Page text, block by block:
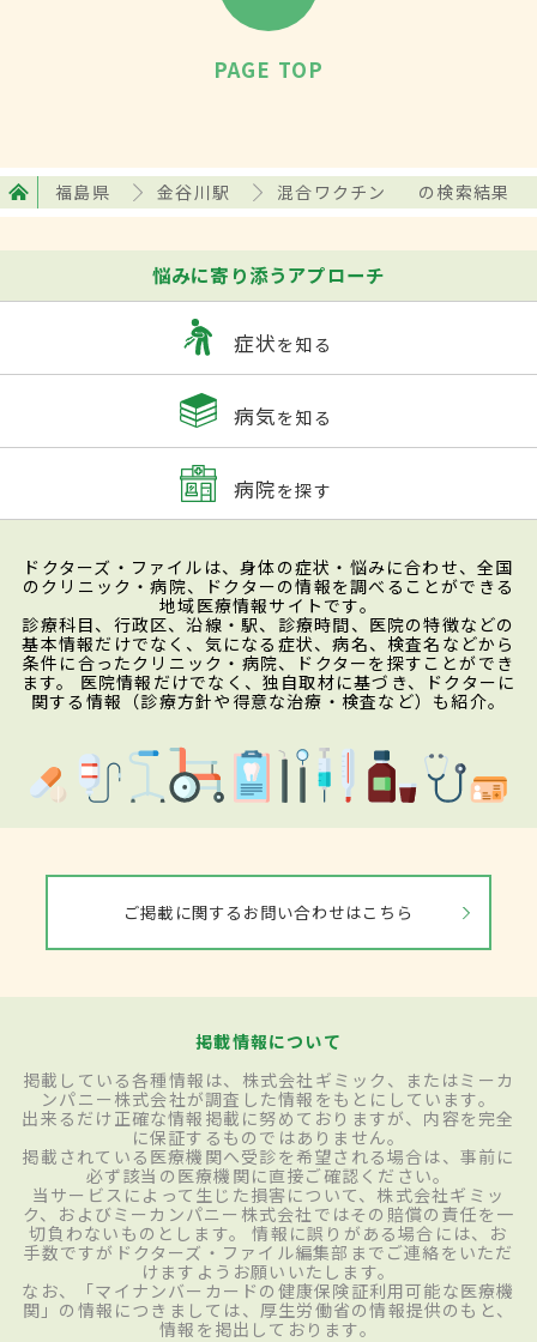
PAGE TOP
福島県 金谷川駅 混合ワクチン の検索結果
悩みに寄り添うアプローチ
症状を知る
病気を知る
病院を探す
ドクターズ・ファイルは、身体の症状・悩みに合わせ、全国
のクリニック・病院、ドクターの情報を調べることができる
地域医療情報サイトです。
診療科目、行政区、沿線・駅、診療時間、医院の特徴などの
基本情報だけでなく、気になる症状、病名、検査名などから
条件に合ったクリニック・病院、ドクターを探すことができ
ます。 医院情報だけでなく、独自取材に基づき、ドクターに
関する情報（診療方針や得意な治療・検査など）も紹介。
ご掲載に関するお問い合わせはこちら
掲載情報について
掲載している各種情報は、株式会社ギミック、またはミーカ
ンパニー株式会社が調査した情報をもとにしています。
出来るだけ正確な情報掲載に努めておりますが、内容を完全
に保証するものではありません。
掲載されている医療機関へ受診を希望される場合は、事前に
必ず該当の医療機関に直接ご確認ください。
当サービスによって生じた損害について、株式会社ギミッ
ク、およびミーカンパニー株式会社ではその賠償の責任を一
切負わないものとします。 情報に誤りがある場合には、お
手数ですがドクターズ・ファイル編集部までご連絡をいただ
けますようお願いいたします。
なお、「マイナンバーカードの健康保険証利用可能な医療機
関」の情報につきましては、厚生労働省の情報提供のもと、
情報を掲出しております。